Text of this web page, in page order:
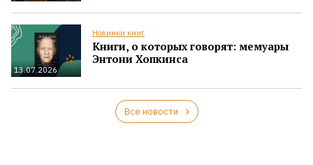
13.07.2026
Новинки книг
Книги, о которых говорят: мемуары
Энтони Хопкинса
Все новости